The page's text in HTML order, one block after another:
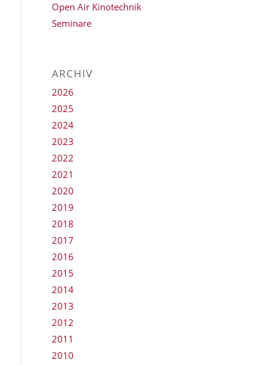
Open Air Kinotechnik
Seminare
ARCHIV
2026
2025
2024
2023
2022
2021
2020
2019
2018
2017
2016
2015
2014
2013
2012
2011
2010